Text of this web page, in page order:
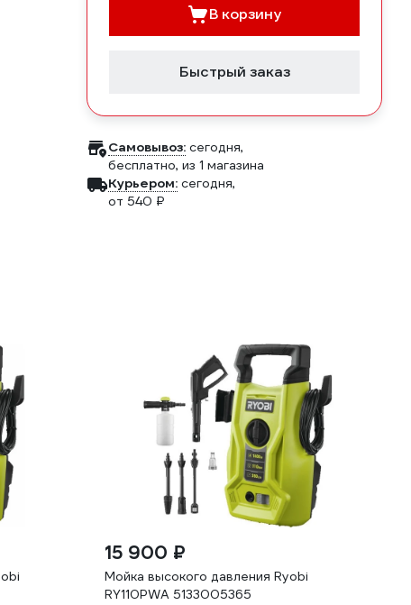
В корзину
Быстрый заказ
Самовывоз: сегодня,
бесплатно, из 1 магазина
Курьером: сегодня,
от 540 ₽
15 900 ₽
Мойка высокого давления Ryobi
RY110PWA 5133005365